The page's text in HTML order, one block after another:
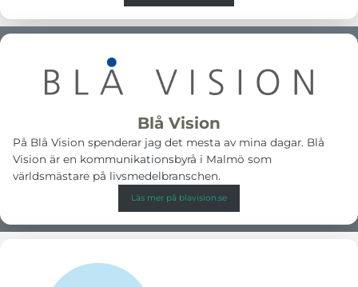
Blå Vision
På Blå Vision spenderar jag det mesta av mina dagar. Blå
Vision är en kommunikationsbyrå i Malmö som
världsmästare på livsmedelbranschen.
Läs mer på blavision.se